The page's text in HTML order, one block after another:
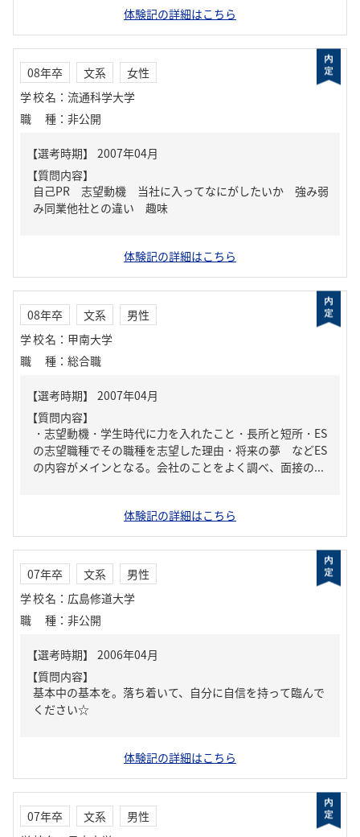
体験記の詳細はこちら
08年卒 文系
女性
学校名 ： 流通科学大学
職種 ： 非公開
【質問内容】
自己PR 志望動機 当社に入ってなにがしたいか 強み弱
み同業他社との違い 趣味
体験記の詳細はこちら
08年卒 文系
男性
学校名 ： 甲南大学
職種 ： 総合職
【質問内容】
・志望動機・学生時代に力を入れたこと・長所と短所・ES
の志望職種でその職種を志望した理由・将来の夢 などES
の内容がメインとなる。会社のことをよく調べ、面接の...
体験記の詳細はこちら
07年卒 文系
男性
学校名 ： 広島修道大学
職種 ： 非公開
【質問内容】
基本中の基本を。落ち着いて、自分に自信を持って臨んで
ください☆
体験記の詳細はこちら
07年卒 文系
男性